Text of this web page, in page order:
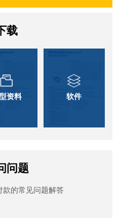
载
资料 软件
问题
款的常见问题解答